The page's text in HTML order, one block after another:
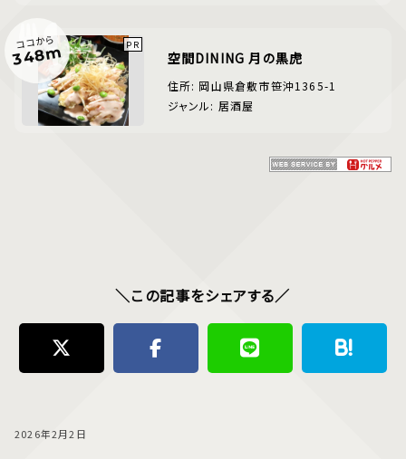
ココから
348m 空間DINING 月の黒虎
住所: 岡山県倉敷市笹沖1365-1
ジャンル: 居酒屋
＼この記事をシェアする／
2026年2月2日